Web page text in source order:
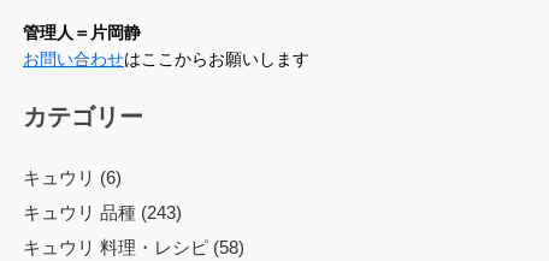
管理人＝片岡静
お問い合わせはここからお願いします
カテゴリー
キュウリ (6)
キュウリ 品種 (243)
キュウリ 料理・レシピ (58)